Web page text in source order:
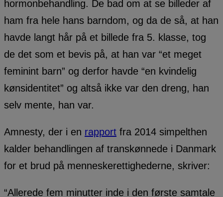
hormonbehandling. De bad om at se billeder af
ham fra hele hans barndom, og da de så, at han
havde langt hår på et billede fra 5. klasse, tog
de det som et bevis på, at han var “et meget
feminint barn” og derfor havde “en kvindelig
kønsidentitet” og altså ikke var den dreng, han
selv mente, han var.
Amnesty, der i en rapport fra 2014 simpelthen
kalder behandlingen af transkønnede i Danmark
for et brud på menneskerettighederne, skriver:
“Allerede fem minutter inde i den første samtale